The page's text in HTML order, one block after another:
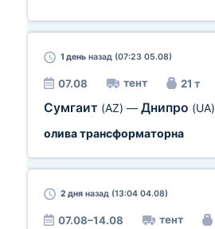
1 день назад (07:23 05.08)
07.08 тент 21 т
Сумгаит (AZ) — Днипро (UA)
олива трансформаторна
2 дня назад (13:04 04.08)
07.08–14.08 тент